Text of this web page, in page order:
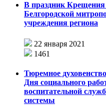
В праздник
Белгородской
учреждения региона
22 января 2021
1461
Тюремное
Дня социального
воспитательной
системы